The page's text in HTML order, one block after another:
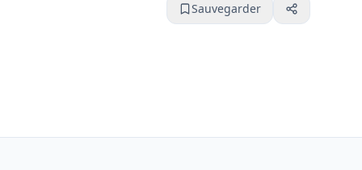
Sauvegarder